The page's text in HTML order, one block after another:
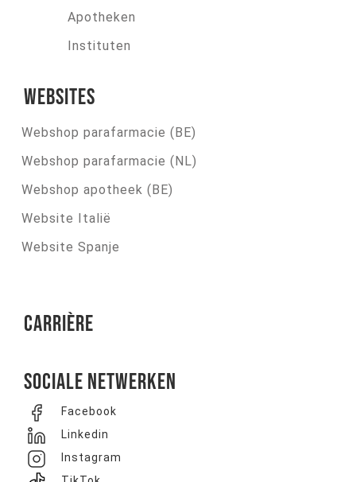
Apotheken
Instituten
Websites
Webshop parafarmacie (BE)
Webshop parafarmacie (NL)
Webshop apotheek (BE)
Website Italië
Website Spanje
Carrière
Sociale netwerken
Facebook
Linkedin
Instagram